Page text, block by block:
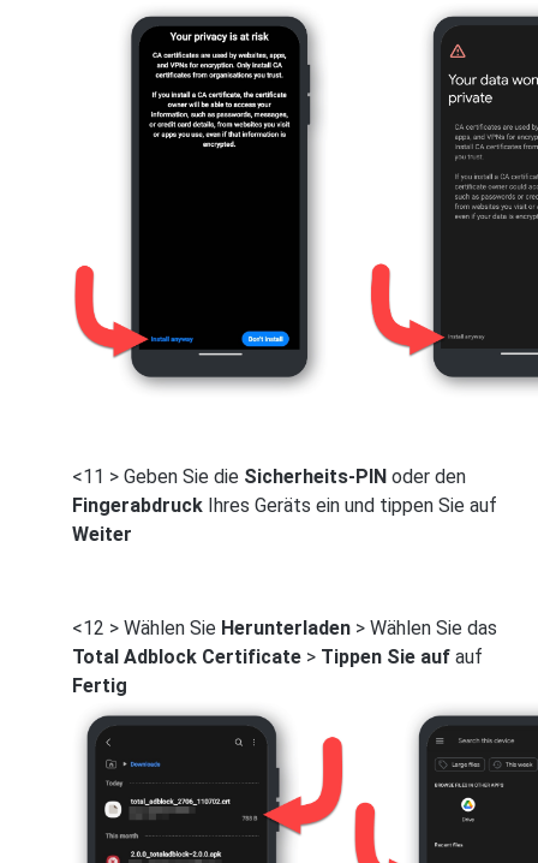
<11 > Geben Sie die Sicherheits-PIN oder den
Fingerabdruck Ihres Geräts ein und tippen Sie auf
Weiter
<12 > Wählen Sie Herunterladen > Wählen Sie das
Total Adblock Certificate > Tippen Sie auf auf
Fertig